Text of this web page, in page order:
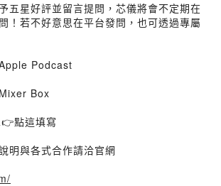
五星好評並留言提問，芯儀將會不定期在
！若不好意思在平台發問，也可透過專屬
Podcast
Box
點這填寫
明與各式合作請洽官網